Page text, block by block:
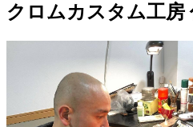
クロムカスタム工房